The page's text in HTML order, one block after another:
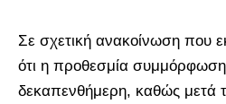
Σε σχετική ανακοίνωση που
ότι η προθεσμία
δεκαπενθήμερη, καθώς μετά